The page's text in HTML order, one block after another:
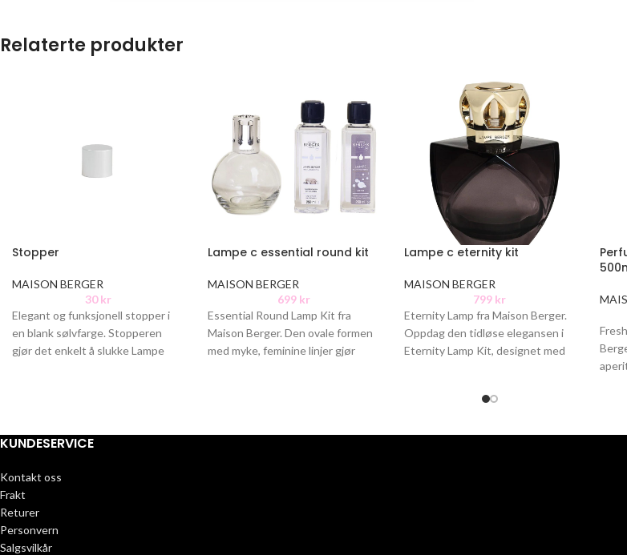
Relaterte produkter
Stopper
MAISON BERGER
30kr
Elegant og funksjonell stopper i
en blank sølvfarge. Stopperen
gjør det enkelt å slukke Lampe
Lampe c essential round kit
MAISON BERGER
699 kr
Essential Round Lamp Kit fra
Maison Berger. Den ovale formen
med myke, feminine linjer gjør
Lampe c eternity kit
MAISON BERGER
799 kr
Eternity Lamp fra Maison Berger.
Oppdag den tidløse elegansen i
Eternity Lamp Kit, designet med
KUNDESERVICE
Kontakt oss
Frakt
Returer
Personvern
Salgsvilkår